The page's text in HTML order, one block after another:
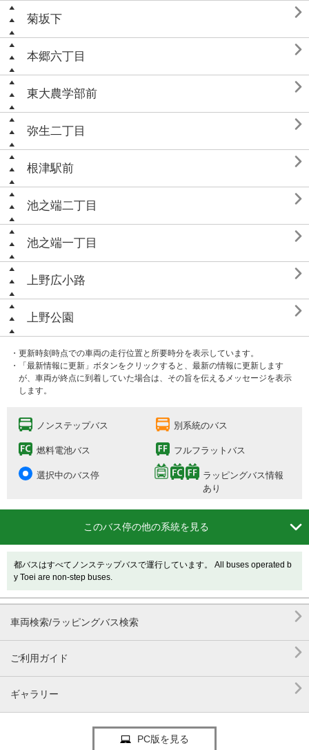
菊坂下 
本郷六丁目 
東大農学部前 
弥生二丁目 
根津駅前 
池之端二丁目 
池之端一丁目 
上野広小路 
上野公園 
・更新時刻時点での車両の走行位置と所要時分を表示しています。
・「最新情報に更新」ボタンをクリックすると、最新の情報に更新します
が、車両が終点に到着していた場合は、その旨を伝えるメッセージを表示
します。
ノンステップバス 別系統のバス
燃料電池バス フルフラットバス
選択中のバス停
ラッピングバス情報
あり
このバス停の他の系統を見る 
都バスはすべてノンステップバスで運行しています。 All buses operated b
y Toei are non-step buses.
車両検索/ラッピングバス検索 
ご利用ガイド 
ギャラリー 
PC版を見る